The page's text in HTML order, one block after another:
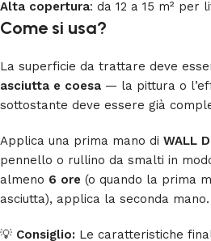
Alta copertura: da 12 a 15 m² per
Come si usa?
La superficie da trattare deve
asciutta e coesa — la pittura o
sottostante deve essere già
Applica una prima mano di WALL
pennello o rullino da smalti in
almeno 6 ore (o quando la prima
asciutta), applica la seconda mano.
💡 Consiglio: Le caratteristiche